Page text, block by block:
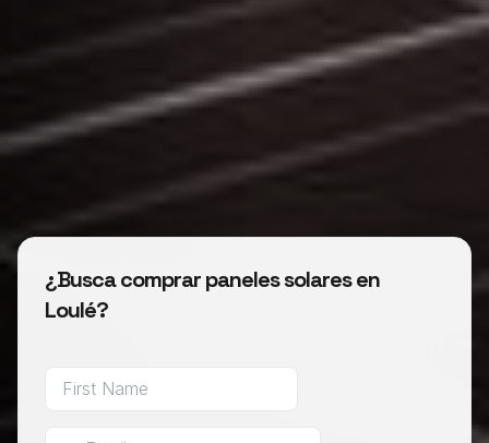
¿Busca comprar paneles solares en
Loulé?